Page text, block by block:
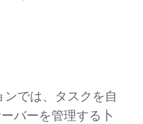
では、タスクを自
バーを管理する卜